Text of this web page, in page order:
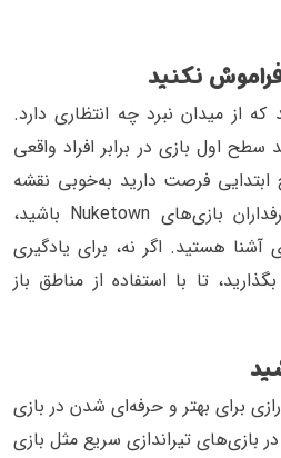
نکنید
از میدان نبرد چه انتظاری دارد.
سطح اول بازی در برابر افراد واقعی
فرصت دارید به‌خوبی نقشه
بازی را بشناسید. اگر از طرفداران بازی‌های Nuketown باشید،
آشنا هستید. اگر نه، برای یادگیری
بگذارید، تا با استفاده از مناطق باز
برای بهتر و حرفه‌ای شدن در بازی
بازی‌های تیراندازی سریع مثل بازی